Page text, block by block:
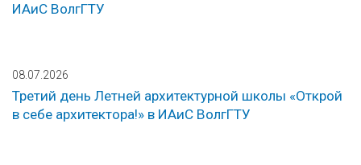
ИАиС ВолгГТУ
08.07.2026
Третий день Летней архитектурной школы «Открой
в себе архитектора!» в ИАиС ВолгГТУ